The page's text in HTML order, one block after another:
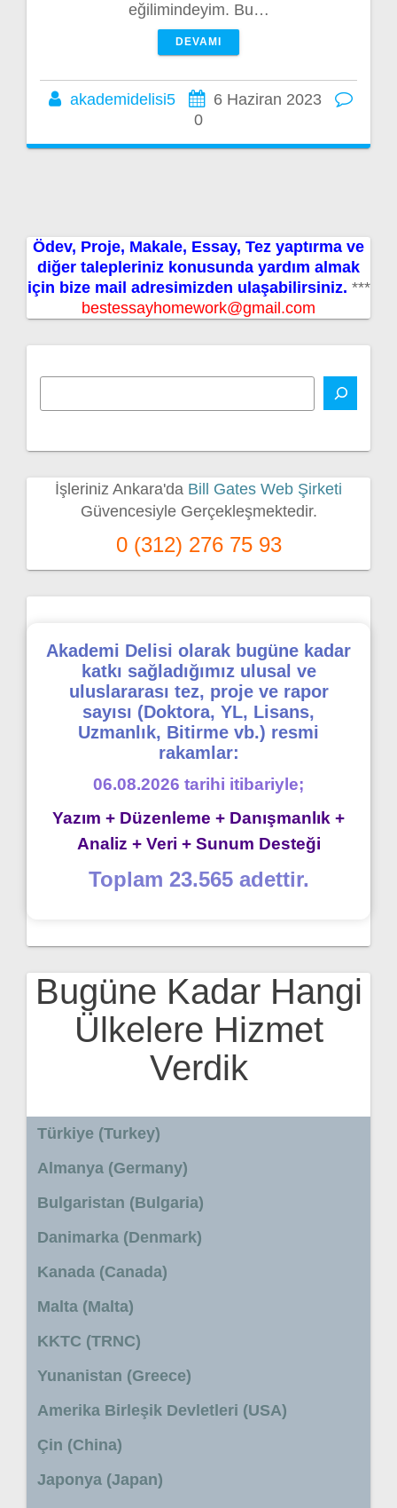
eğilimindeyim. Bu…
DEVAMI
akademidelisi5
6 Haziran 2023
0
Ödev, Proje, Makale, Essay, Tez yaptırma ve
diğer talepleriniz konusunda yardım almak
için bize mail adresimizden ulaşabilirsiniz. ***
bestessayhomework@gmail.com
İşleriniz Ankara'da Bill Gates Web Şirketi
Güvencesiyle Gerçekleşmektedir.
0 (312) 276 75 93
Akademi Delisi olarak bugüne kadar
katkı sağladığımız ulusal ve
uluslararası tez, proje ve rapor
sayısı (Doktora, YL, Lisans,
Uzmanlık, Bitirme vb.) resmi
rakamlar:
06.08.2026 tarihi itibariyle;
Yazım + Düzenleme + Danışmanlık +
Analiz + Veri + Sunum Desteği
Toplam 23.565 adettir.
Bugüne Kadar Hangi
Ülkelere Hizmet
Verdik
Türkiye (Turkey)
Almanya (Germany)
Bulgaristan (Bulgaria)
Danimarka (Denmark)
Kanada (Canada)
Malta (Malta)
KKTC (TRNC)
Yunanistan (Greece)
Amerika Birleşik Devletleri (USA)
Çin (China)
Japonya (Japan)